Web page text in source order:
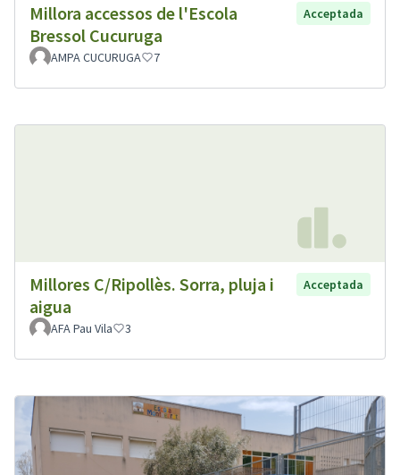
Millora accessos de l'Escola
Bressol Cucuruga
Acceptada
AMPA CUCURUGA 7
Millores C/Ripollès. Sorra, pluja i
aigua
Acceptada
AFA Pau Vila 3